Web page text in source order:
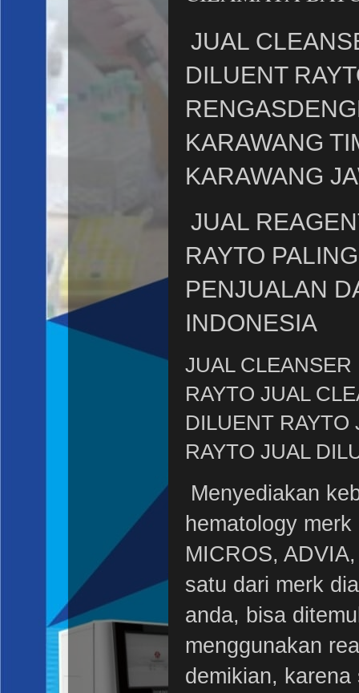
JUAL
DILUENT
KARAWANG
KARAWANG
JUAL
RAYTO
PENJUALAN
INDONESIA
JUAL
RAYTO JUAL
DILUENT RAYTO
RAYTO JUAL
Menyediakan
hematology
MICROS,
satu dari merk
anda, bisa
menggunakan
demikian,